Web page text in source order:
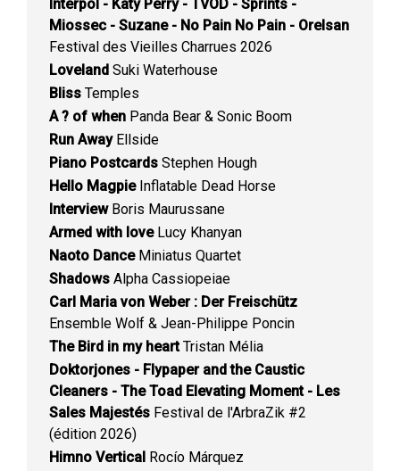
Interpol - Katy Perry - TVOD - Sprints -
Miossec - Suzane - No Pain No Pain - Orelsan
Festival des Vieilles Charrues 2026
Loveland Suki Waterhouse
Bliss Temples
A ? of when Panda Bear & Sonic Boom
Run AwayEllside
Piano Postcards Stephen Hough
Hello MagpieInflatable Dead Horse
InterviewBoris Maurussane
Armed with loveLucy Khanyan
Naoto DanceMiniatus Quartet
Shadows Alpha Cassiopeiae
Carl Maria von Weber : Der Freischütz
Ensemble Wolf & Jean-Philippe Poncin
The Bird in my heartTristan Mélia
Doktorjones - Flypaper and the Caustic
Cleaners - The Toad Elevating Moment - Les
Sales Majestés Festival de l'ArbraZik #2
(édition 2026)
Himno Vertical Rocío Márquez